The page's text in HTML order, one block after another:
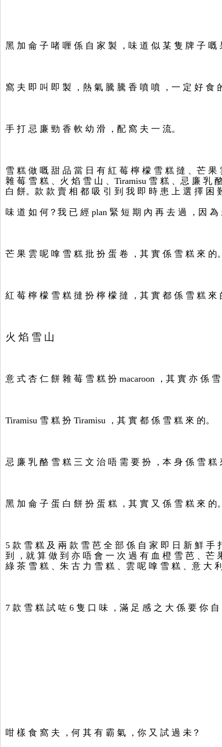
黑 加 侖 子 啫 喱 係 自 家 製 ，味 道 似 某 隻 牌 子 嘅
窩 夫 即 叫 即 製 ，熱 氣 騰 騰 香 噴 噴 ，一 定 好 食
手 打 忌 廉 勁 香 軟 幼 滑 ，配 窩 夫 一 流。
雪 糕 做 嘅 甜 品 當 日 有 紅 莓 檸 檬 雪 糕 撻 、芒
雜 莓 雪 糕 、火 焰 雪 山 、Tiramisu 雪 糕 、忌 廉 乳
白 餅。款 款 賣 相 都 吸 引 到 我 即 時 患 上 選 擇 困
味 道 如 何？我 已 經 plan 緊 短 期 內 再 去 過 ，因 為
芒 果 雲 呢 嗱 雪 糕 批 扮 蛋 卷 ，其 實 係 雪 糕 來 的
紅 莓 檸 檬 雪 糕 撻 扮 檸 檬 撻 ，其 實 都 係 雪 糕 來
火 焰 雪 山
意 式 杏 仁 餅 雜 莓 雪 糕 扮 macaroon ，其 實 亦 係
Tiramisu 雪 糕 扮 Tiramisu ，其 實 都 係 雪 糕 來 的。
忌 廉 乳 酪 雪 糕 三 文 治 唔 需 要 扮 ，本 身 係 雪 糕
黑 加 侖 子 蛋 白 餅 扮 蛋 糕 ，其 實 又 係 雪 糕 來 的
5 款 雪 糕 及 兩 款 雪 芭 全 部 係 自 家 即 日 新 鮮 手
到 ，就 算 做 到 亦 唔 會 一 次 過 有 血 橙 雪 芭 、芒
綠 茶 雪 糕 、朱 古 力 雪 糕 、雲 呢 嗱 雪 糕 、意 大
7 款 雪 糕 試 咗 6 隻 口 味 ，滿 足 感 之 大 係 要 你
咁 樣 食 窩 夫 ，何 其 有 霸 氣 ，你 又 試 過 未？